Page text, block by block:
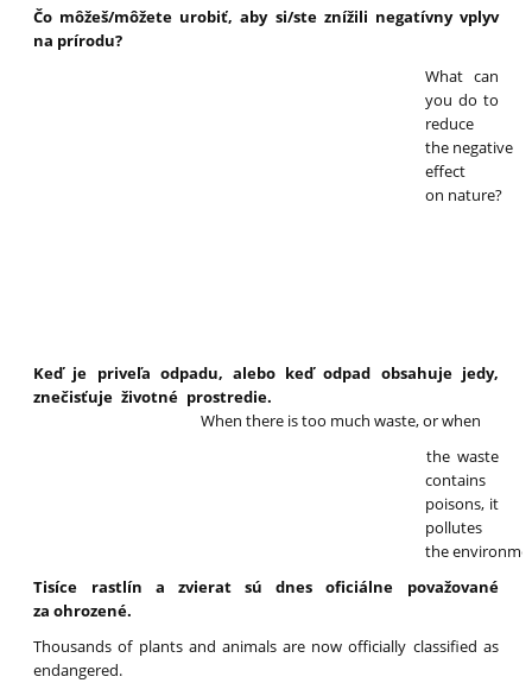
Čo môžeš/môžete urobiť, aby si/ste znížili negatívny vplyv
na prírodu?
What can
you do to
reduce
the negative
effect
on nature?
Keď je priveľa odpadu, alebo keď odpad obsahuje jedy,
znečisťuje životné prostredie.
When there is too much waste, or when
the waste
contains
poisons, it
pollutes
the
Tisíce rastlín a zvierat sú dnes oficiálne považované
za ohrozené.
Thousands of plants and animals are now officially classified as
endangered.